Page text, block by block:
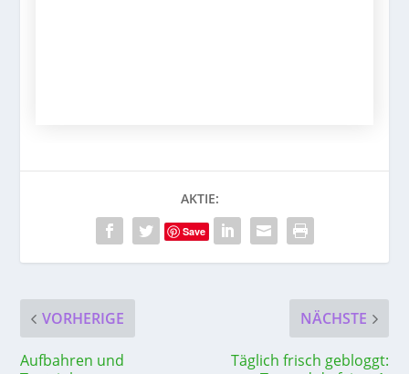
AKTIE:
Save
VORHERIGE
Aufbahren und
NÄCHSTE
Täglich frisch gebloggt: